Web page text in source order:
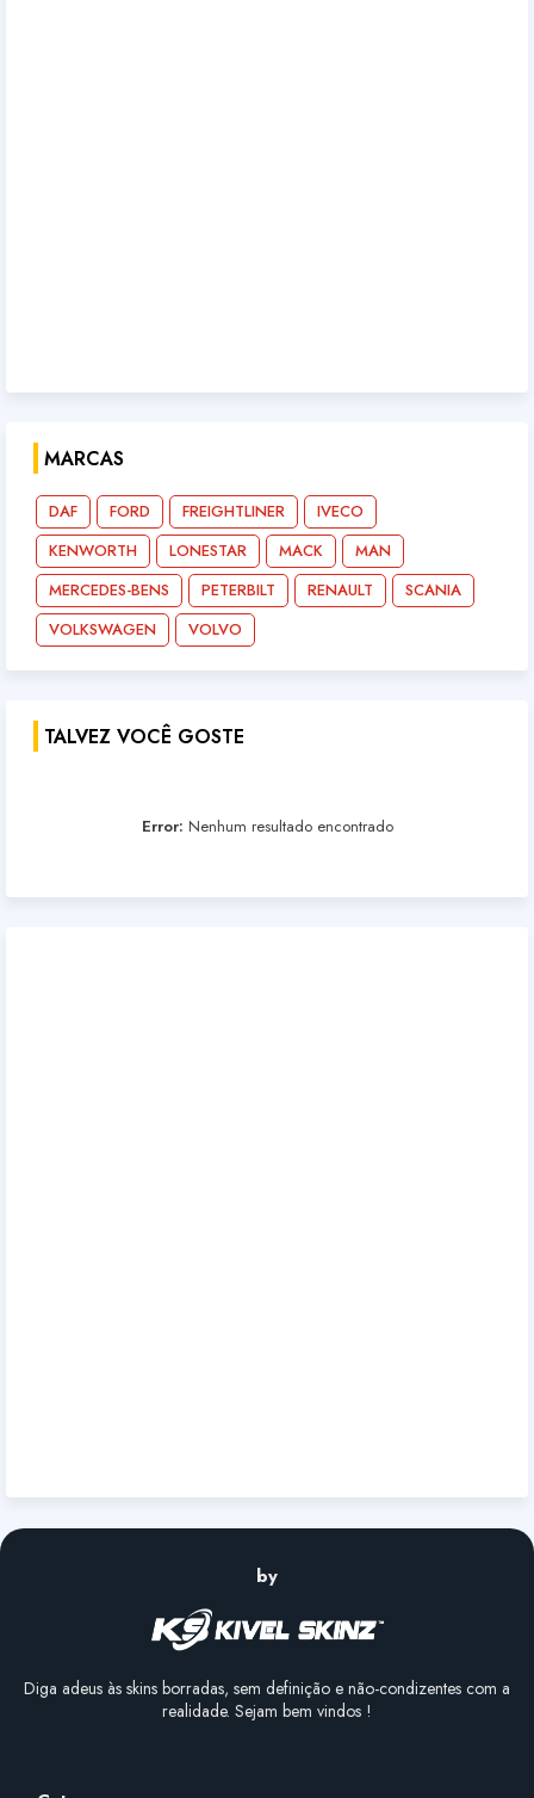
MARCAS
DAF FORD FREIGHTLINER
IVECO
KENWORTH
LONESTAR MACK
MAN
MERCEDES-BENS
PETERBILT RENAULT
SCANIA
VOLKSWAGEN
VOLVO
TALVEZ VOCÊ GOSTE
Error: Nenhum resultado encontrado
by
Diga adeus às skins borradas, sem definição e não-condizentes com a
realidade. Sejam bem vindos !